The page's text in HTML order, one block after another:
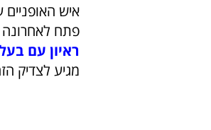
איש
פתח לאחרונה
ראיון עם
מגיע לצדיק